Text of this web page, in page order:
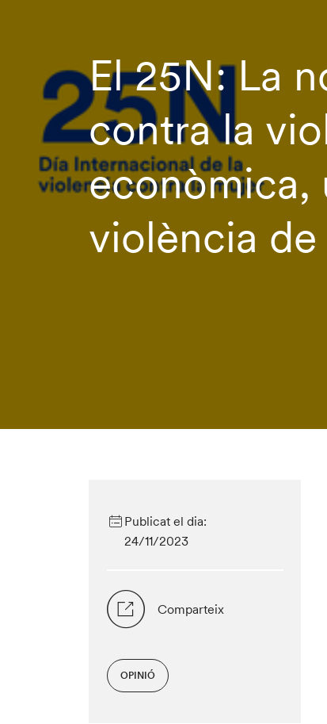
El 25N: La
contra la
econòmica,
violència
Publicat el dia:
24/11/2023
Comparteix
OPINIÓ